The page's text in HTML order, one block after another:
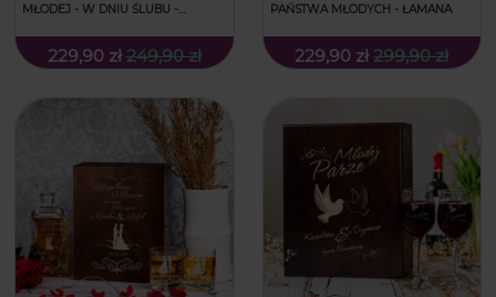
MŁODEJ - W DNIU ŚLUBU -
229,90 zł 249,90 zł
PAŃSTWA MŁODYCH - ŁAMANA
229,90 zł 299,90 zł